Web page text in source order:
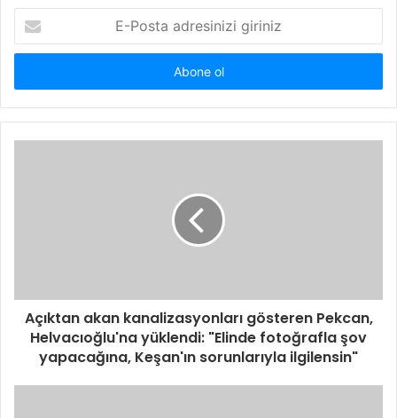
Posta
adresinizi
Açıktan akan kanalizasyonları gösteren Pekcan,
Helvacıoğlu'na yüklendi: "Elinde fotoğrafla şov
yapacağına, Keşan'ın sorunlarıyla ilgilensin"